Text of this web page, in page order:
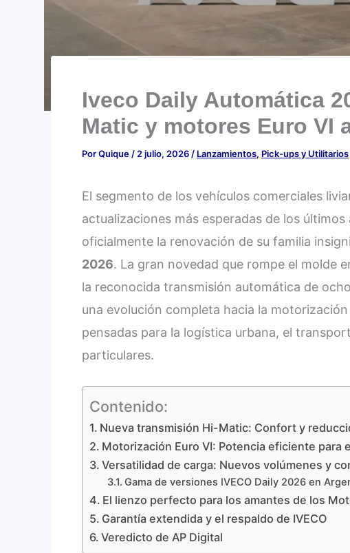
Iveco Daily Automática
Matic y motores Euro VI
PorQuique / 2 julio, 2026 / Lanzamientos, Pick-ups y Utilitarios
El segmento de los vehículos comerciales
actualizaciones más esperadas de los
oficialmente la renovación de su familia
2026. La gran novedad que rompe el molde
la reconocida transmisión automática de
una evolución completa hacia la motorización
pensadas para la logística urbana, el
particulares.
Contenido:
Nueva transmisión Hi-Matic: Confort y
Motorización Euro VI: Potencia eficiente para
Versatilidad de carga: Nuevos volúmenes y
Gama de versiones IVECO Daily 2026 en
El lienzo perfecto para los amantes de los
Garantía extendida y el respaldo de IVECO
Veredicto de AP Digital